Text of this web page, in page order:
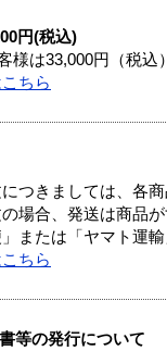
円(税込)
は33,000円（税込
ちら
つきましては、各
場合、発送は商品
または「ヤマト運
ちら
等の発行について